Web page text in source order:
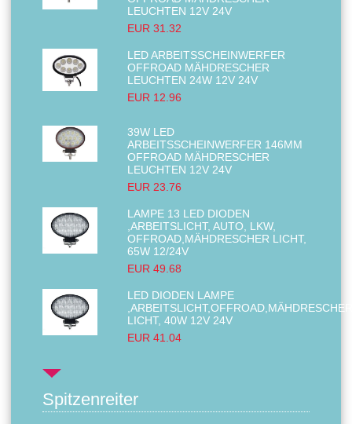
LEUCHTEN 12V 24V
EUR 31.32
LED ARBEITSSCHEINWERFER
OFFROAD MÄHDRESCHER
LEUCHTEN 24W 12V 24V
EUR 12.96
39W LED
ARBEITSSCHEINWERFER 146MM
OFFROAD MÄHDRESCHER
LEUCHTEN 12V 24V
EUR 23.76
LAMPE 13 LED DIODEN
,ARBEITSLICHT, AUTO, LKW,
OFFROAD,MÄHDRESCHER LICHT,
65W 12/24V
EUR 49.68
LED DIODEN LAMPE
,ARBEITSLICHT,OFFROAD,MÄHDRESCHER
LICHT, 40W 12V 24V
EUR 41.04
Spitzenreiter